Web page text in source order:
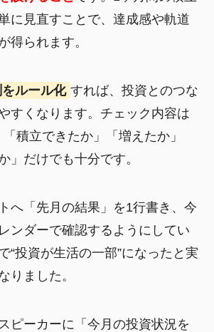
に見直すことで、達成感や軌道
得られます。
ルール化 すれば、投資とのつな
すくなります。チェック内容は
積立できたか」「増えたか」
」だけでも十分です。
へ「先月の結果」を1行書き、今
ンダーで確認するようにしてい
“投資が生活の一部”になったと実
りました。
ピーカーに「今月の投資状況を